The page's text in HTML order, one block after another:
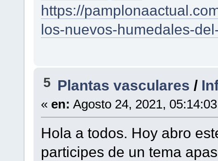
https://
los-nuevos-humedales-
5 Plantas vasculares /
« en: Agosto 24, 2021,
Hola a todos. Hoy abro
participes de un tema